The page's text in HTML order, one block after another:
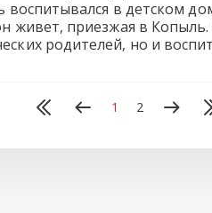
воспитывался в детском
живет, приезжая в
родителей, но и
1 2